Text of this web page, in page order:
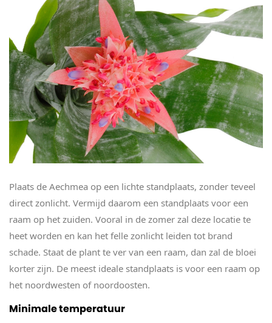
Plaats de Aechmea op een lichte standplaats, zonder teveel
direct zonlicht. Vermijd daarom een standplaats voor een
raam op het zuiden. Vooral in de zomer zal deze locatie te
heet worden en kan het felle zonlicht leiden tot brand
schade. Staat de plant te ver van een raam, dan zal de bloei
korter zijn. De meest ideale standplaats is voor een raam op
het noordwesten of noordoosten.
Minimale temperatuur